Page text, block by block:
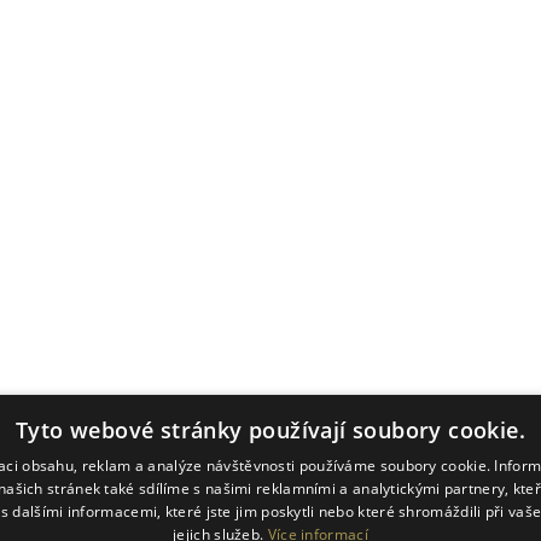
Tyto webové stránky používají soubory cookie.
obsahu, reklam a analýze návštěvnosti používáme soubory cookie.
stránek také sdílíme s našimi reklamními a analytickými partnery,
dalšími informacemi, které jste jim poskytli nebo které shromáždili při
jejich služeb. Více informací